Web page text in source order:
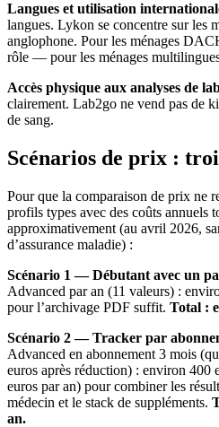
Langues et utilisation
langues. Lykon se concentre sur les
anglophone. Pour les ménages
rôle — pour les ménages
Accès physique aux analyses de
clairement. Lab2go ne vend pas de
de sang.
Scénarios de prix :
Pour que la comparaison de prix ne
profils types avec des coûts annuels
approximativement (au avril 2026,
d’assurance maladie) :
Scénario 1 — Débutant avec un
Advanced par an (11 valeurs) :
pour l’archivage PDF suffit. Total :
Scénario 2 — Tracker par
Advanced en abonnement 3 mois
euros après réduction) : environ 400
euros par an) pour combiner les
médecin et le stack de suppléments.
an.